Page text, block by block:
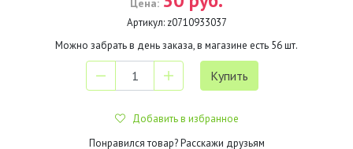
Цена:
Артикул: z0710933037
Можно забрать в день заказа, в магазине есть 56шт.
Добавить в избранное
Понравился товар? Расскажи друзьям